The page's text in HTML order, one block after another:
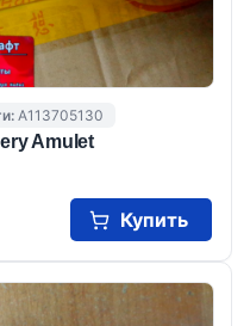
A113705130
Amulet
Купить